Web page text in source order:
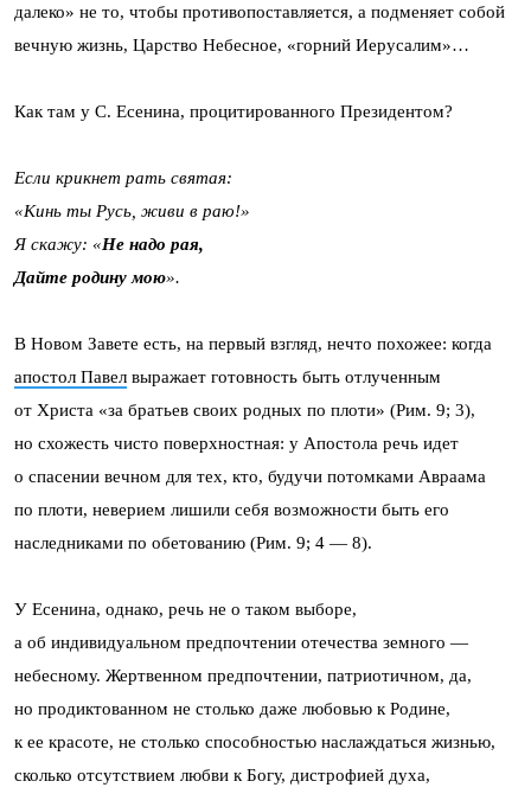
далеко» не то, чтобы противопоставляется, а подменяет собой
вечную жизнь, Царство Небесное, «горний Иерусалим»…
Как там у С. Есенина, процитированного Президентом?
Если крикнет рать святая:
«Кинь ты Русь, живи в раю!»
Я скажу: «Не надо рая,
Дайте родину мою».
В Новом Завете есть, на первый взгляд, нечто похожее: когда
апостол Павел выражает готовность быть отлученным
от Христа «за братьев своих родных по плоти» (Рим. 9; 3),
но схожесть чисто поверхностная: у Апостола речь идет
о спасении вечном для тех, кто, будучи потомками Авраама
по плоти, неверием лишили себя возможности быть его
наследниками по обетованию (Рим. 9; 4 — 8).
У Есенина, однако, речь не о таком выборе,
а об индивидуальном предпочтении отечества земного —
небесному. Жертвенном предпочтении, патриотичном, да,
но продиктованном не столько даже любовью к Родине,
к ее красоте, не столько способностью наслаждаться жизнью,
сколько отсутствием любви к Богу, дистрофией духа,